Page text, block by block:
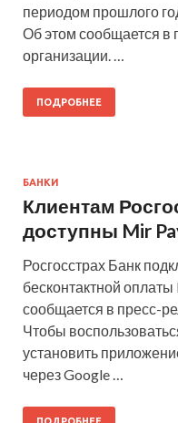
периодом прошлого
Об этом сообщается в
организации. …
ПОДРОБНЕЕ
БАНКИ
Клиентам
доступны Mir
Росгосстрах Банк
бесконтактной оплаты
сообщается в пресс-
Чтобы
установить
через Google …